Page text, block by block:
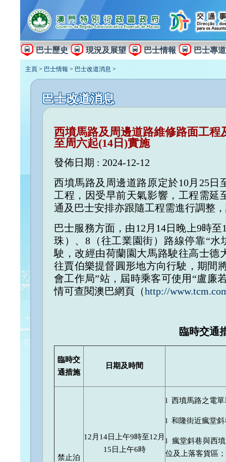
巴士歷史 現況及展望 巴士情報 巴士專道
主頁 > 巴士情報 > 巴士改道消息 >
巴士改道消息
西墳馬路及周邊道路維修路面工
至周六起(14日)實施
發佈日期 : 2024-12-12
西墳馬路及周邊道路原定於10月25日
工程，因受早前天氣影響，工程需延
通及巴士安排亦跟隨工程需進行調整
巴士服務方面，由12月14日晚上9時
珠）、8（往工業園街）路線停靠“
駛，改經由荷蘭園大馬路駛往高士德
往賈伯樂提督圓形地方向行駛，期間
會工作局”站，屆時乘客可使用“盧廉
情可查閱澳巴網頁（http://
臨時交通
臨時交
通措施
日期及時間
禁止泊
12月14日上午9時至12月
15日上午6時
l 西墳馬路之電單
l 和隆街近瘋堂斜
l 瘋堂斜巷與西
位及上落客貨區；